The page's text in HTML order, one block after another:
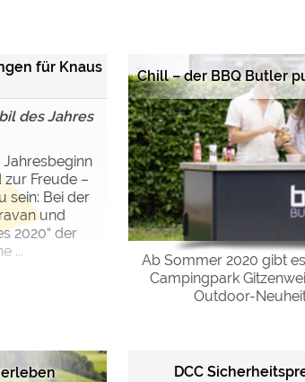
für Knaus
des Jahres
Freude –
sein: Bei der
und
2020“ der
...
Chill – der BBQ Butler
Ab Sommer 2020 gibt
Campingpark
Outdoor-
DCC
https://policies.google.com/privacy
https://policies.google.com/privacy
https://policies.google.com/privacy
https://policies.google.com/privacy
Zeit im Footer über "COOKIES" geändert